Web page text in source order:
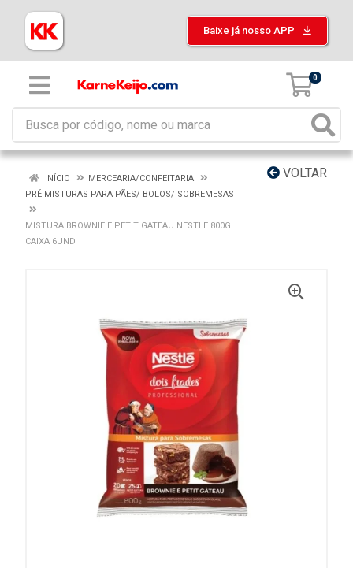
Baixe já nosso APP
0
VOLTAR
INÍCIO
MERCEARIA/CONFEITARIA
PRÉ MISTURAS PARA PÃES/ BOLOS/ SOBREMESAS
MISTURA BROWNIE E PETIT GATEAU NESTLE 800G
CAIXA 6UND